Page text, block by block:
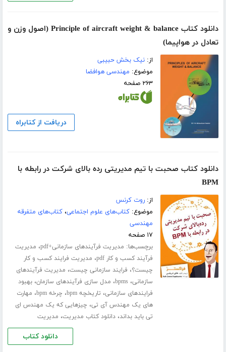
دانلود کتاب Principle of aircraft weight & balance‬ (اصول وزن و
تعادل در هواپیما)
از:نیک بخش حبیبی
موضوع: مهندسی هوافضا
۲۶۳ صفحه
دریافت از کتابراه
دانلود کتاب صحبت با تیم مدیریتی رده بالای شرکت در رابطه با
BPM
از:روت کرنس
موضوع:کتاب‌های علوم اجتماعی،کتاب‌های متفرقه
مهندسی
۱۷ صفحه
برچسب‌ها: مدیریت فرآیندهای سازمانی+pdf ، مدیریت
فرآیند کسب و کار pdf
، مدیریت فرایند کسب و کار
چیست؟، فرایند سازمانی چیست، مدیریت فرآیندهای
سازمانی،bpms، مدل سازی فرآیندهای سازمان،بهبود
فرایندهای سازمانی، تاریخچه bpm ، چرخه bpm ، مهارت
های یک مهندس آی تی، چیزهایی که یک مهندس ای
تی باید بداند،دانلود کتاب مدیریت، مدیریت
دانلود کتاب